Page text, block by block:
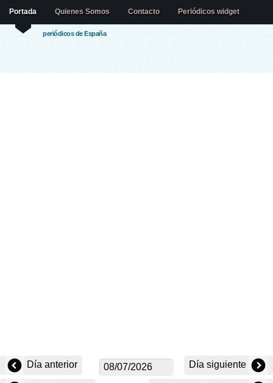
periódicos de España
Portada Quienes Somos Contacto Periódicos widget
Día anterior Día siguiente